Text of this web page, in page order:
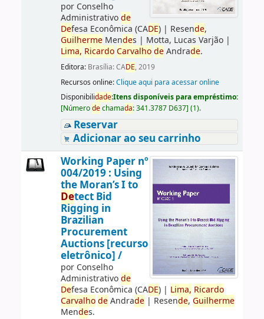
por Conselho
Administrativode
Defesa Econômica (CADE)| Resende,
GuilhermeMendes | Motta, Lucas Varjão|
Lima, Ricardo Carvalho deAndrade.
Editora: Brasília: CADE, 2019
Recursos online:Clique aqui para acessar online
Disponibilidade:Itens disponíveis para empréstimo:
[Númerodechamada:341.3787 D637] (1).
Reservar
Adicionar ao seu carrinho
Working Paper nº
004/2019 : Using
the Moran’s I to
Detect Bid
Rigging in
Brazilian
Procurement
Auctions [recurso
eletrônico] /
por Conselho
Administrativode
Defesa Econômica (CADE)| Lima, Ricardo
Carvalho deAndrade| Resende, Guilherme
Mendes.